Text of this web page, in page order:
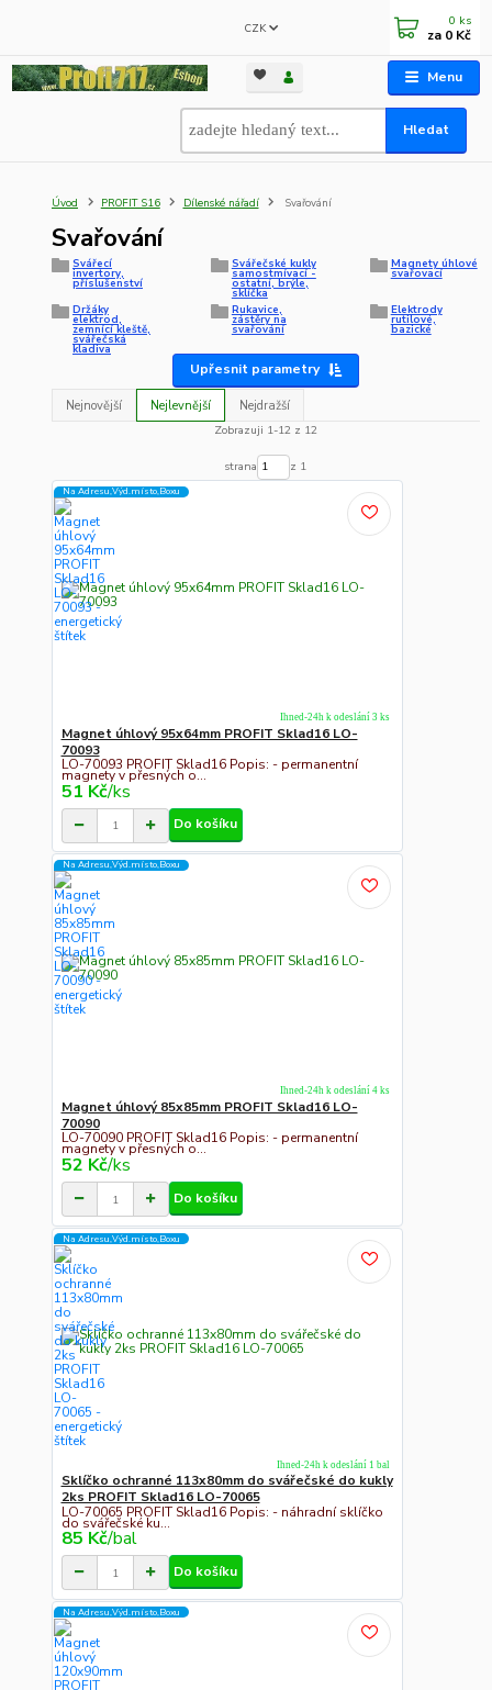
Menu
CZK
Hledat
0 ks
za 0 Kč
Úvod PROFIT S16 Dílenské nářadí Svařování
Svařování
Svářecí
invertory,
příslušenství
Svářečské kukly
samostmívací -
ostatní, brýle,
sklíčka
Magnety úhlové
svařovací
Držáky
elektrod,
zemnící kleště,
svářečská
kladiva
Rukavice,
zástěry na
svařování
Elektrody
rutilové,
bazické
Upřesnit parametry
Nejnovější Nejlevnější
Nejdražší
Zobrazuji 1-12 z 12
strana z 1
Na Adresu,Výd.místo,Boxu
Magnet úhlový 95x64mm PROFIT Sklad16 LO-
70093
LO-70093 PROFIT Sklad16 Popis: - permanentní
magnety v přesných o...
51 Kč/ks
Ihned-24h k odeslání 3 ks
Do košíku
Na Adresu,Výd.místo,Boxu
Magnet úhlový 85x85mm PROFIT Sklad16 LO-
70090
LO-70090 PROFIT Sklad16 Popis: - permanentní
magnety v přesných o...
52 Kč/ks
Ihned-24h k odeslání 4 ks
Do košíku
Na Adresu,Výd.místo,Boxu
Sklíčko ochranné 113x80mm do svářečské do kukly
2ks PROFIT Sklad16 LO-70065
LO-70065 PROFIT Sklad16 Popis: - náhradní sklíčko
do svářečské ku...
85 Kč/bal
Ihned-24h k odeslání 1 bal
Do košíku
Na Adresu,Výd.místo,Boxu